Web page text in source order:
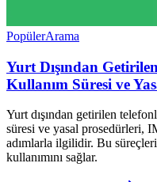
PopülerArama
Yurt Dışından
Kullanım Süresi ve
Yurt dışından getirilen
süresi ve yasal prosedürleri,
adımlarla ilgilidir. Bu
kullanımını sağlar.